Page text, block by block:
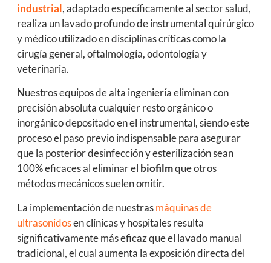
industrial, adaptado específicamente al sector salud,
realiza un lavado profundo de instrumental quirúrgico
y médico utilizado en disciplinas críticas como la
cirugía general, oftalmología, odontología y
veterinaria.
Nuestros equipos de alta ingeniería eliminan con
precisión absoluta cualquier resto orgánico o
inorgánico depositado en el instrumental, siendo este
proceso el paso previo indispensable para asegurar
que la posterior desinfección y esterilización sean
100% eficaces al eliminar el biofilmque otros
métodos mecánicos suelen omitir.
La implementación de nuestrasmáquinas de
ultrasonidosen clínicas y hospitales resulta
significativamente más eficaz que el lavado manual
tradicional, el cual aumenta la exposición directa del